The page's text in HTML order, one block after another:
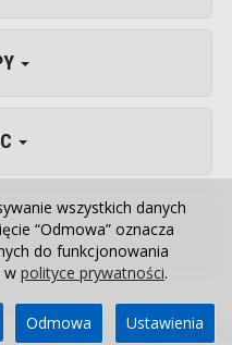
Sklep internetowy SOTE
wszystkich danych
“Odmowa” oznacza
do funkcjonowania
w polityce prywatności.
Ustawienia
Odmowa